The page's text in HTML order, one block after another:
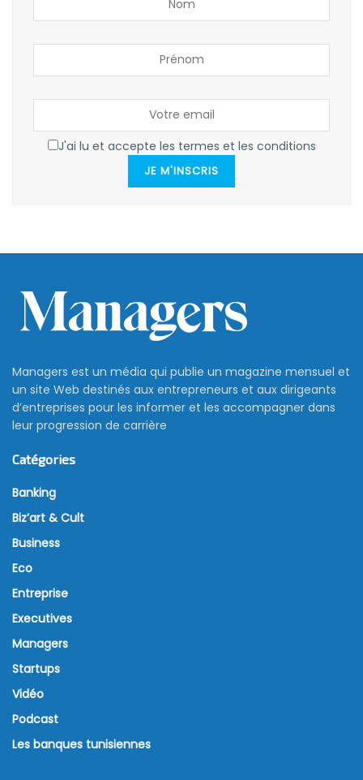
J'ai lu et accepte les termes et les conditions
JE M'INSCRIS
Managers est un média qui publie un magazine mensuel et
un site Web destinés aux entrepreneurs et aux dirigeants
d’entreprises pour les informer et les accompagner dans
leur progression de carrière
Catégories
Banking
Biz’art & Cult
Business
Eco
Entreprise
Executives
Managers
Startups
Vidéo
Podcast
Les banques tunisiennes